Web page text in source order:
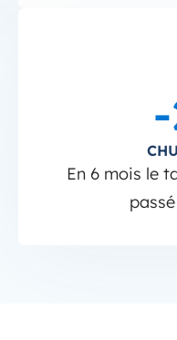
En 6 mois le